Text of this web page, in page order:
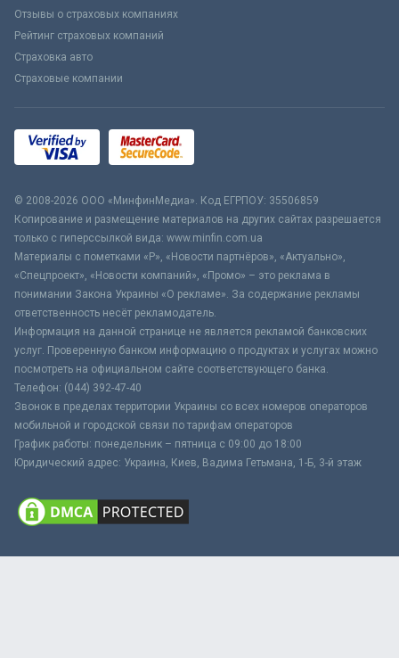
Отзывы о страховых компаниях
Рейтинг страховых компаний
Страховка авто
Страховые компании
© 2008-2026 ООО «МинфинМедиа». Код ЕГРПОУ: 35506859
Копирование и размещение материалов на других сайтах разрешается
только с гиперссылкой вида: www.minfin.com.ua
Материалы с пометками «Р», «Новости партнёров», «Актуально»,
«Спецпроект», «Новости компаний», «Промо» – это реклама в
понимании Закона Украины «О рекламе». За содержание рекламы
ответственность несёт рекламодатель.
Информация на данной странице не является рекламой банковских
услуг. Проверенную банком информацию о продуктах и услугах можно
посмотреть на официальном сайте соответствующего банка.
Телефон: (044) 392-47-40
Звонок в пределах территории Украины со всех номеров операторов
мобильной и городской связи по тарифам операторов
График работы: понедельник – пятница с 09:00 до 18:00
Юридический адрес: Украина, Киев, Вадима Гетьмана, 1-Б, 3-й этаж